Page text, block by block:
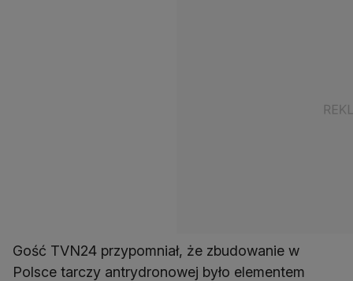
Gość TVN24 przypomniał, że zbudowanie w
Polsce tarczy antrydronowej było elementem